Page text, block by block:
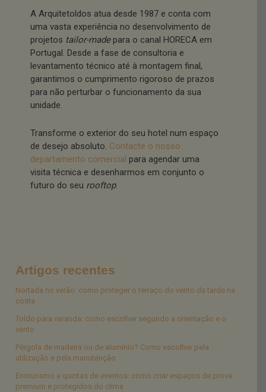
A Arquitetoldos atua desde 1987 e conta com
uma vasta experiência no desenvolvimento de
projetos tailor-madepara o canal HORECA em
Portugal. Desde a fase de consultoria e
levantamento técnico até à montagem final,
garantimos o cumprimento rigoroso de prazos
para não perturbar o funcionamento da sua
unidade.
Transforme o exterior do seu hotel num espaço
de desejo absoluto. Contacte o nosso
departamento comercial para agendar uma
visita técnica e desenharmos em conjunto o
futuro do seu rooftop.
Artigos recentes
Nortada no verão: como proteger o terraço do vento da tarde na
costa
Toldo para varanda: como escolher segundo a orientação e o
vento
Pérgola de madeira ou de alumínio? Como escolher pela
utilização e pela manutenção
Enoturismo e quintas de eventos: como criar espaços de prova
premium e protegidos do clima